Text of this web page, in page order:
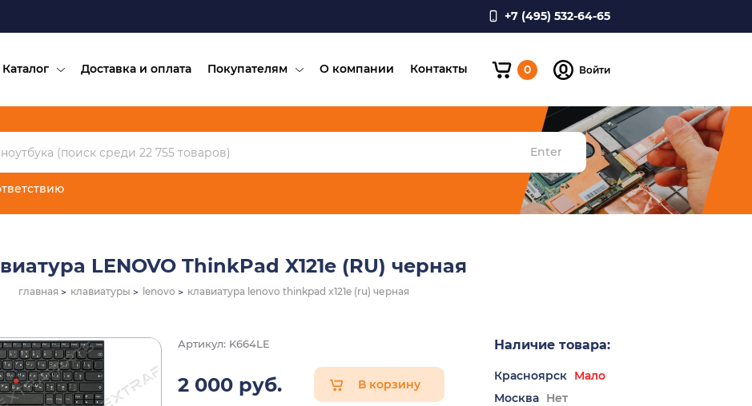
+7 (495) 532-64-65
Каталог Доставка и оплата Покупателям О компании Контакты 0 Войти
Enter
LENOVO ThinkPad X121e (RU) черная
главная клавиатуры lenovo клавиатура lenovo thinkpad x121e (ru) черная
Артикул: K664LE
2 000 руб. В корзину
Наличие товара:
Красноярск Мало
Москва Нет